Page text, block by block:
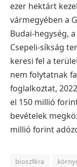
ezer hektárt
vármegyében a
Budai-hegység,
Csepeli-síkság
keresi fel a
nem folytatnak
foglalkoztat,
el 150 millió
bevételek
millió forint
bioszféra